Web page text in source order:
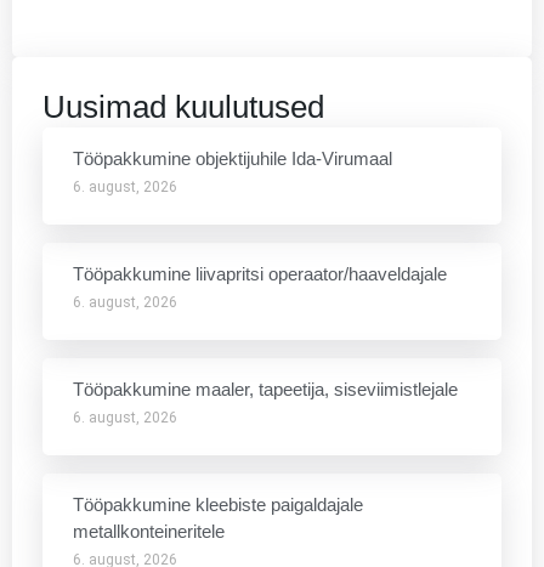
Uusimad kuulutused
Tööpakkumine objektijuhile Ida-Virumaal
6. august, 2026
Tööpakkumine liivapritsi operaator/haaveldajale
6. august, 2026
Tööpakkumine maaler, tapeetija, siseviimistlejale
6. august, 2026
Tööpakkumine kleebiste paigaldajale
metallkonteineritele
6. august, 2026